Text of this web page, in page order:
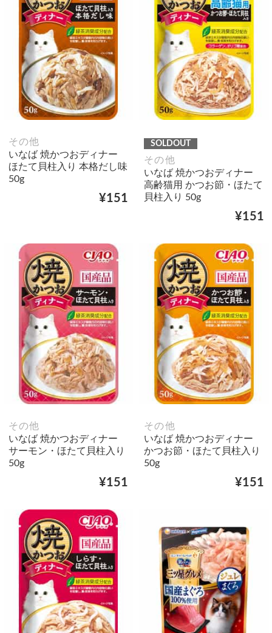
その他
いなば 焼かつおディナー
ほたて貝柱入り 本格だし味
50g
¥151
SOLDOUT
その他
いなば 焼かつおディナー
高齢猫用 かつお節・ほたて
貝柱入り 50g
¥151
その他
いなば 焼かつおディナー
サーモン・ほたて貝柱入り
50g
¥151
その他
いなば 焼かつおディナー
かつお節・ほたて貝柱入り
50g
¥151